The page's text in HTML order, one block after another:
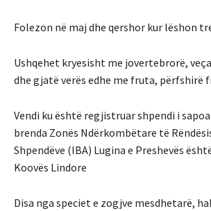
Folezon në maj dhe qershor kur lëshon
Ushqehet kryesisht me jovertebrorë,
dhe gjatë verës edhe me fruta, përfshirë
Vendi ku është regjistruar shpendi i
brenda Zonës Ndërkombëtare të
Shpendëve (IBA) Lugina e Preshevës
Koovës Lindore
Disa nga speciet e zogjve mesdhetarë,